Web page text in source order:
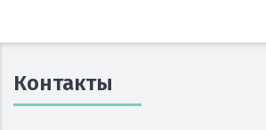
Контакты